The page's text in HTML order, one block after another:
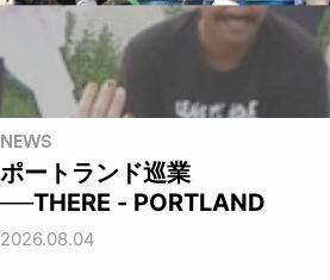
NEWS
ポートランド巡業
──THERE - PORTLAND
2026.08.04